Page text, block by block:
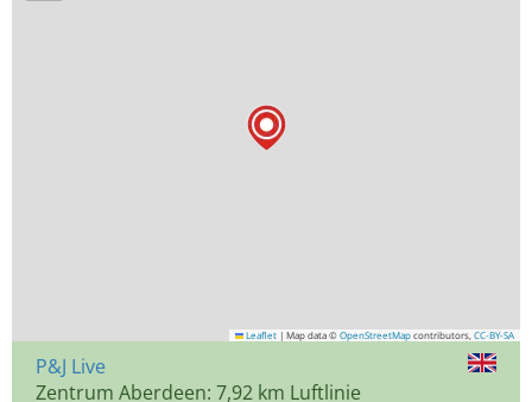
Leaflet | Map data © OpenStreetMap contributors, CC-BY-SA
P&J Live
Zentrum Aberdeen: 7,92 km Luftlinie